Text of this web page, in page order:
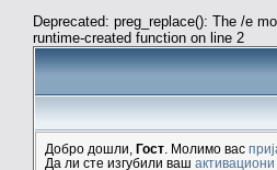
Deprecated: preg_replace(): The /e
runtime-created function on line 2
Добро дошли, Гост . Молимо вас
Да ли сте изгубили ваш